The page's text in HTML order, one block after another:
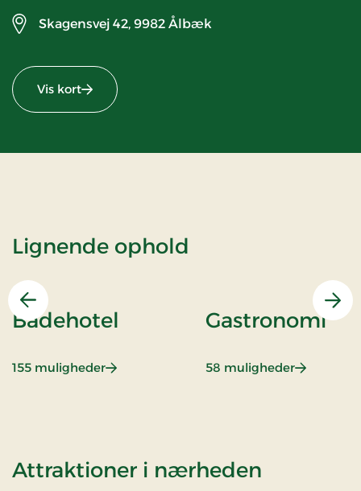
Skagensvej 42, 9982 Ålbæk
Vis kort
Lignende ophold
Forrige
Badehotel
155 muligheder: Badehotel
Gastronomi
58 muligheder:
Attraktioner i nærheden